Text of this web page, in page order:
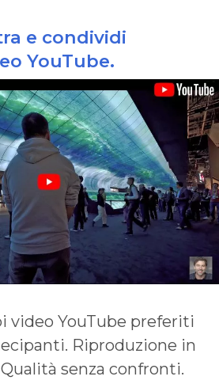
e condividi
YouTube.
video YouTube preferiti
Riproduzione in
senza confronti.